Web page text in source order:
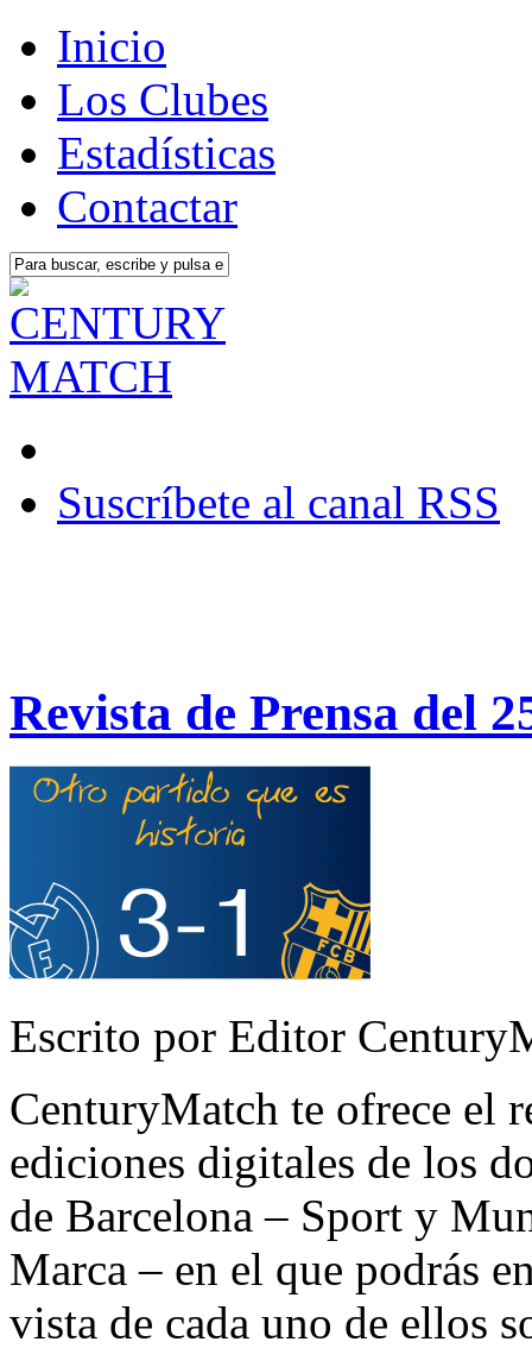
Inicio
Los Clubes
Estadísticas
Contactar
Suscríbete al canal RSS
Revista de Prensa del
Escrito por Editor
CenturyMatch te ofrece el
ediciones digitales de los
de Barcelona – Sport y
Marca – en el que podrás
vista de cada uno de ellos